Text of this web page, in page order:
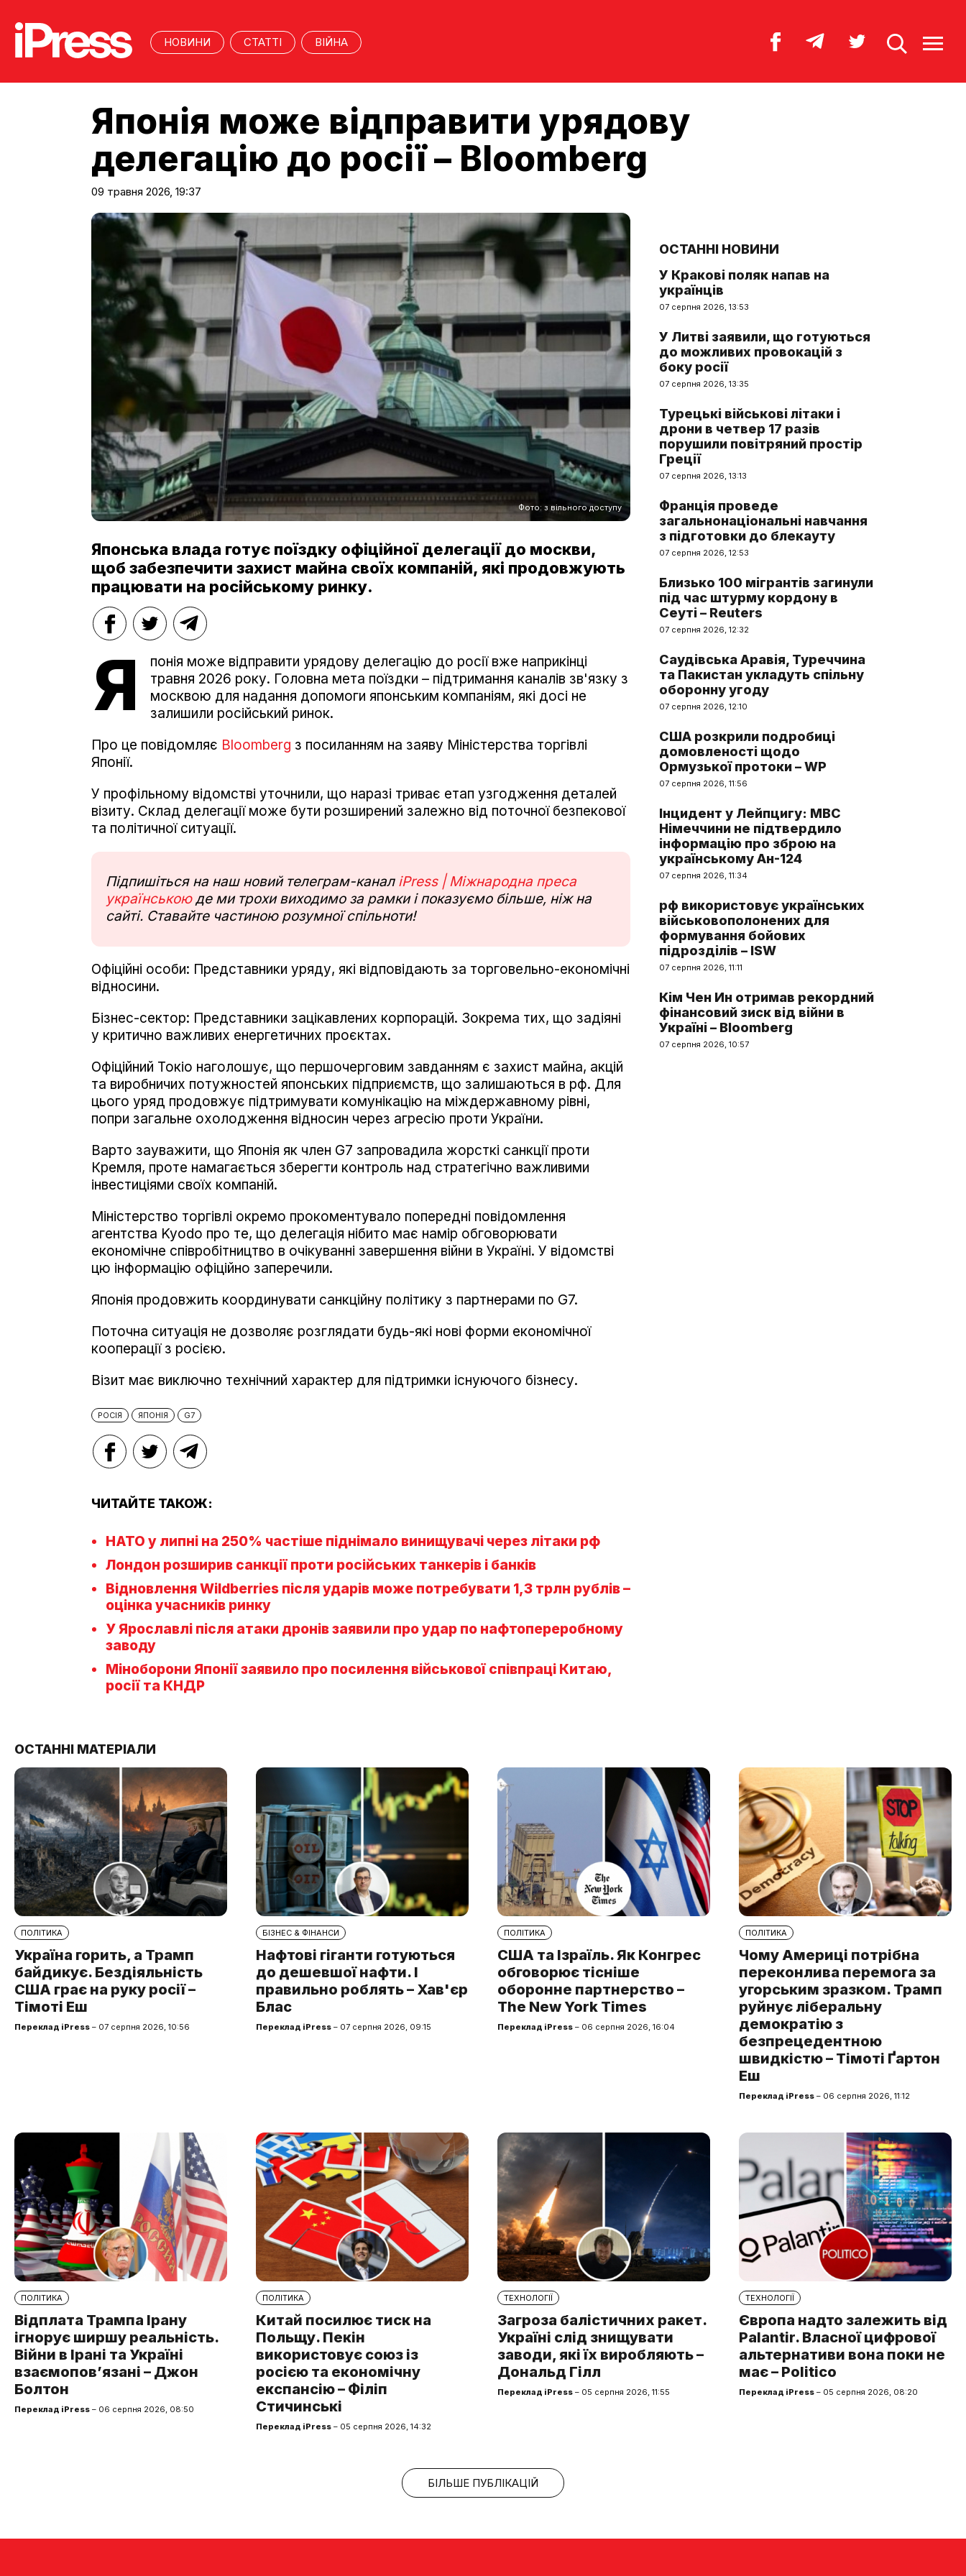
НОВИНИ СТАТТІ ВІЙНА
Японія може відправити урядову
делегацію до росії – Bloomberg
09 травня 2026, 19:37
Фото: з вільного доступу
Японська влада готує поїздку офіційної делегації до москви,
щоб забезпечити захист майна своїх компаній, які продовжують
працювати на російському ринку.
Я
понія може відправити урядову делегацію до росії вже наприкінці
травня 2026 року. Головна мета поїздки – підтримання каналів зв'язку з
москвою для надання допомоги японським компаніям, які досі не
залишили російський ринок.
Про це повідомляє Bloomberg з посиланням на заяву Міністерства торгівлі
Японії.
У профільному відомстві уточнили, що наразі триває етап узгодження деталей
візиту. Склад делегації може бути розширений залежно від поточної безпекової
та політичної ситуації.
Підпишіться на наш новий телеграм-канал iPress | Міжнародна преса
українськоюде ми трохи виходимо за рамки і показуємо більше, ніж на
сайті. Ставайте частиною розумної спільноти!
Офіційні особи: Представники уряду, які відповідають за торговельно-економічні
відносини.
Бізнес-сектор: Представники зацікавлених корпорацій. Зокрема тих, що задіяні
у критично важливих енергетичних проєктах.
Офіційний Токіо наголошує, що першочерговим завданням є захист майна, акцій
та виробничих потужностей японських підприємств, що залишаються в рф. Для
цього уряд продовжує підтримувати комунікацію на міждержавному рівні,
попри загальне охолодження відносин через агресію проти України.
Варто зауважити, що Японія як член G7 запровадила жорсткі санкції проти
Кремля, проте намагається зберегти контроль над стратегічно важливими
інвестиціями своїх компаній.
Міністерство торгівлі окремо прокоментувало попередні повідомлення
агентства Kyodo про те, що делегація нібито має намір обговорювати
економічне співробітництво в очікуванні завершення війни в Україні. У відомстві
цю інформацію офіційно заперечили.
Японія продовжить координувати санкційну політику з партнерами по G7.
Поточна ситуація не дозволяє розглядати будь-які нові форми економічної
кооперації з росією.
Візит має виключно технічний характер для підтримки існуючого бізнесу.
РОСІЯ ЯПОНІЯ G7
ЧИТАЙТЕ ТАКОЖ:
НАТО у липні на 250% частіше піднімало винищувачі через літаки рф
Лондон розширив санкції проти російських танкерів і банків
Відновлення Wildberries після ударів може потребувати 1,3 трлн рублів –
оцінка учасників ринку
У Ярославлі після атаки дронів заявили про удар по нафтопереробному
заводу
Міноборони Японії заявило про посилення військової співпраці Китаю,
росії та КНДР
ОСТАННІ НОВИНИ
У Кракові поляк напав на
українців
07 серпня 2026, 13:53
У Литві заявили, що готуються
до можливих провокацій з
боку росії
07 серпня 2026, 13:35
Турецькі військові літаки і
дрони в четвер 17 разів
порушили повітряний простір
Греції
07 серпня 2026, 13:13
Франція проведе
загальнонаціональні навчання
з підготовки до блекауту
07 серпня 2026, 12:53
Близько 100 мігрантів загинули
під час штурму кордону в
Сеуті – Reuters
07 серпня 2026, 12:32
Саудівська Аравія, Туреччина
та Пакистан укладуть спільну
оборонну угоду
07 серпня 2026, 12:10
США розкрили подробиці
домовленості щодо
Ормузької протоки – WP
07 серпня 2026, 11:56
Інцидент у Лейпцигу: МВС
Німеччини не підтвердило
інформацію про зброю на
українському Ан-124
07 серпня 2026, 11:34
рф використовує українських
військовополонених для
формування бойових
підрозділів – ISW
07 серпня 2026, 11:11
Кім Чен Ин отримав рекордний
фінансовий зиск від війни в
Україні – Bloomberg
07 серпня 2026, 10:57
ОСТАННІ МАТЕРІАЛИ
ПОЛІТИКА
Україна горить, а Трамп
байдикує. Бездіяльність
США грає на руку росії –
Тімоті Еш
Переклад iPress – 07 серпня 2026, 10:56
БІЗНЕС & ФІНАНСИ
Нафтові гіганти готуються
до дешевшої нафти. І
правильно роблять – Хав'єр
Блас
Переклад iPress – 07 серпня 2026, 09:15
ПОЛІТИКА
США та Ізраїль. Як Конгрес
обговорює тісніше
оборонне партнерство –
The New York Times
Переклад iPress – 06 серпня 2026, 16:04
ПОЛІТИКА
Чому Америці потрібна
переконлива перемога за
угорським зразком. Трамп
руйнує ліберальну
демократію з
безпрецедентною
швидкістю – Тімоті Ґартон
Еш
Переклад iPress – 06 серпня 2026, 11:12
ПОЛІТИКА
Відплата Трампа Ірану
ігнорує ширшу реальність.
Війни в Ірані та Україні
взаємопов’язані – Джон
Болтон
Переклад iPress – 06 серпня 2026, 08:50
ПОЛІТИКА
Китай посилює тиск на
Польщу. Пекін
використовує союз із
росією та економічну
експансію – Філіп
Стичинські
Переклад iPress – 05 серпня 2026, 14:32
ТЕХНОЛОГІЇ
Загроза балістичних ракет.
Україні слід знищувати
заводи, які їх виробляють –
Дональд Гілл
Переклад iPress – 05 серпня 2026, 11:55
ТЕХНОЛОГІЇ
Європа надто залежить від
Palantir. Власної цифрової
альтернативи вона поки не
має – Politico
Переклад iPress – 05 серпня 2026, 08:20
БІЛЬШЕ ПУБЛІКАЦІЙ